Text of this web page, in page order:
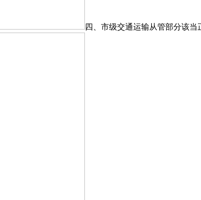
四、市级交通运输从管部分该当